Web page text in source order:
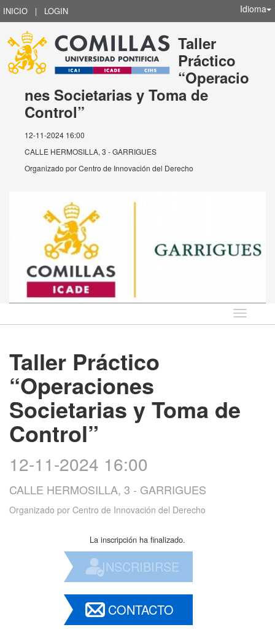
INICIO | LOGIN Idioma
Taller
Práctico
“Operacio
nes Societarias y Toma de
Control”
12-11-2024 16:00
CALLE HERMOSILLA, 3 - GARRIGUES
Organizado porCentro de Innovación del Derecho
Idioma
Taller Práctico
“Operaciones
Societarias y Toma de
Control”
12-11-2024 16:00
CALLE HERMOSILLA, 3 - GARRIGUES
Organizado por Centro de Innovación del Derecho
La inscripción ha finalizado.
INSCRIBIRSE
CONTACTO